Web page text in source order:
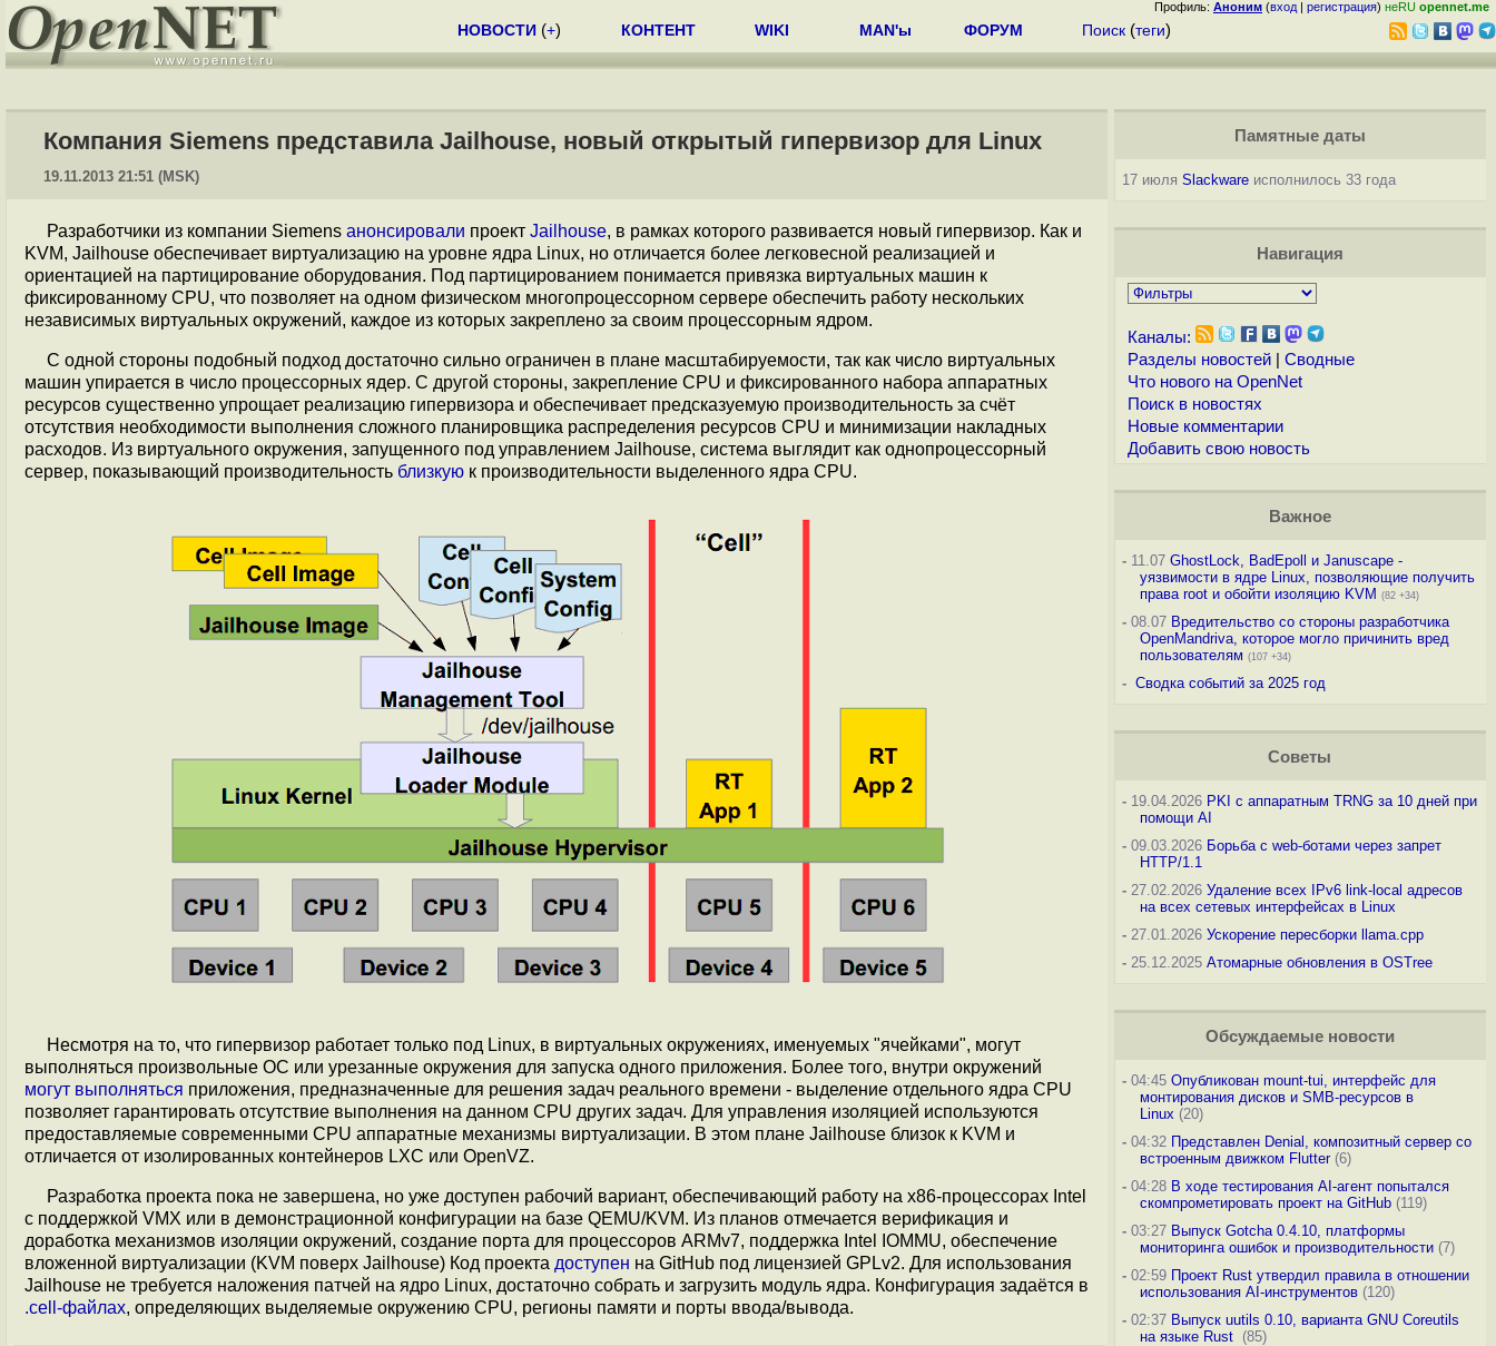
Профиль: Аноним (вход | регистрация) неRU opennet.me
НОВОСТИ (+) КОНТЕНТ WIKI MAN'ы ФОРУМ Поиск (теги)
Компания Siemens представила Jailhouse, новый открытый гипервизор для Linux
19.11.2013 21:51 (MSK)
Разработчики из компании Siemens анонсировали проект Jailhouse, в рамках которого развивается новый гипервизор. Как и
KVM, Jailhouse обеспечивает виртуализацию на уровне ядра Linux, но отличается более легковесной реализацией и
ориентацией на партицирование оборудования. Под партицированием понимается привязка виртуальных машин к
фиксированному CPU, что позволяет на одном физическом многопроцессорном сервере обеспечить работу нескольких
независимых виртуальных окружений, каждое из которых закреплено за своим процессорным ядром.
С одной стороны подобный подход достаточно сильно ограничен в плане масштабируемости, так как число виртуальных
машин упирается в число процессорных ядер. С другой стороны, закрепление CPU и фиксированного набора аппаратных
ресурсов существенно упрощает реализацию гипервизора и обеспечивает предсказуемую производительность за счёт
отсутствия необходимости выполнения сложного планировщика распределения ресурсов CPU и минимизации накладных
расходов. Из виртуального окружения, запущенного под управлением Jailhouse, система выглядит как однопроцессорный
сервер, показывающий производительность близкую к производительности выделенного ядра CPU.
Несмотря на то, что гипервизор работает только под Linux, в виртуальных окружениях, именуемых "ячейками", могут
выполняться произвольные ОС или урезанные окружения для запуска одного приложения. Более того, внутри окружений
могут выполняться приложения, предназначенные для решения задач реального времени - выделение отдельного ядра CPU
позволяет гарантировать отсутствие выполнения на данном CPU других задач. Для управления изоляцией используются
предоставляемые современными CPU аппаратные механизмы виртуализации. В этом плане Jailhouse близок к KVM и
отличается от изолированных контейнеров LXC или OpenVZ.
Разработка проекта пока не завершена, но уже доступен рабочий вариант, обеспечивающий работу на x86-процессорах Intel
с поддержкой VMX или в демонстрационной конфигурации на базе QEMU/KVM. Из планов отмечается верификация и
доработка механизмов изоляции окружений, создание порта для процессоров ARMv7, поддержка Intel IOMMU, обеспечение
вложенной виртуализации (KVM поверх Jailhouse) Код проекта доступен на GitHub под лицензией GPLv2. Для использования
Jailhouse не требуется наложения патчей на ядро Linux, достаточно собрать и загрузить модуль ядра. Конфигурация задаётся в
.cell-файлах, определяющих выделяемые окружению CPU, регионы памяти и порты ввода/вывода.
Памятные даты
17 июля Slackwareисполнилось 33 года
Навигация
Каналы:
Разделы новостей| Сводные
Что нового на OpenNet
Поиск в новостях
Новые комментарии
Добавить свою новость
Важное
-11.07 GhostLock, BadEpoll и Januscape -
уязвимости в ядре Linux, позволяющие получить
права root и обойти изоляцию KVM (82 +34)
-08.07 Вредительство со стороны разработчика
OpenMandriva, которое могло причинить вред
пользователям (107 +34)
- Сводка событий за 2025 год
Советы
-19.04.2026 PKI с аппаратным TRNG за 10 дней при
помощи AI
-09.03.2026 Борьба с web-ботами через запрет
HTTP/1.1
-27.02.2026 Удаление всех IPv6 link-local адресов
на всех сетевых интерфейсах в Linux
-27.01.2026 Ускорение пересборки llama.cpp
-25.12.2025 Атомарные обновления в OSTree
Обсуждаемые новости
-04:45 Опубликован mount-tui, интерфейс для
монтирования дисков и SMB-ресурсов в
Linux (20)
-04:32 Представлен Denial, композитный сервер со
встроенным движком Flutter(6)
-04:28 В ходе тестирования AI-агент попытался
скомпрометировать проект на GitHub(119)
-03:27 Выпуск Gotcha 0.4.10, платформы
мониторинга ошибок и производительности(7)
-02:59 Проект Rust утвердил правила в отношении
использования AI-инструментов(120)
-02:37 Выпуск uutils 0.10, варианта GNU Coreutils
на языке Rust (85)